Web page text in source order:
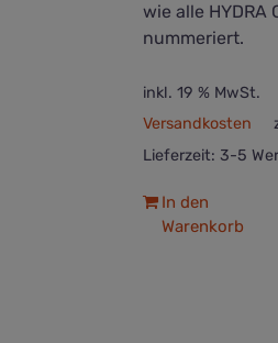
wie alle HYDRA
nummeriert.
inkl. 19 % MwSt.
Versandkosten
Lieferzeit: 3-5
In den
Warenkorb